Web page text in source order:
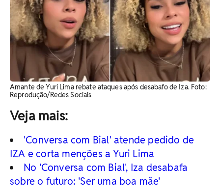
Amante de Yuri Lima rebate ataques após desabafo de Iza. Foto:
Reprodução/Redes Sociais
Veja mais:
'Conversa com Bial' atende pedido de
IZA e corta menções a Yuri Lima
No 'Conversa com Bial', Iza desabafa
sobre o futuro: 'Ser uma boa mãe'